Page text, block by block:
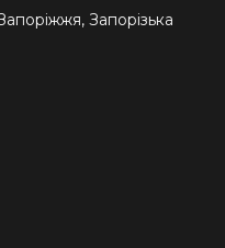
Запорізька